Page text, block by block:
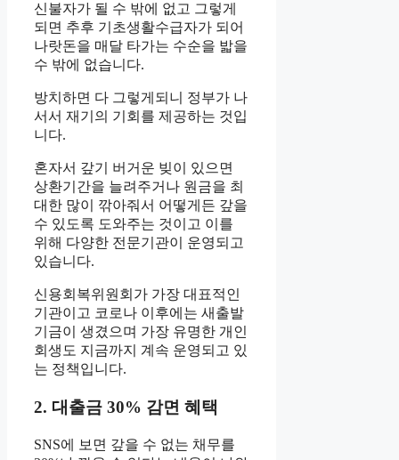
신불자가 될 수 밖에 없고 그렇게
되면 추후 기초생활수급자가 되어
나랏돈을 매달 타가는 수순을 밟을
수 밖에 없습니다.
방치하면 다 그렇게되니 정부가 나
서서 재기의 기회를 제공하는 것입
니다.
혼자서 갚기 버거운 빚이 있으면
상환기간을 늘려주거나 원금을 최
대한 많이 깎아줘서 어떻게든 갚을
수 있도록 도와주는 것이고 이를
위해 다양한 전문기관이 운영되고
있습니다.
신용회복위원회가 가장 대표적인
기관이고 코로나 이후에는 새출발
기금이 생겼으며 가장 유명한 개인
회생도 지금까지 계속 운영되고 있
는 정책입니다.
2. 대출금 30% 감면 혜택
SNS에 보면 갚을 수 없는 채무를